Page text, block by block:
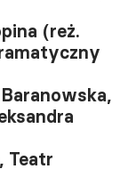
(reż.
Teatr